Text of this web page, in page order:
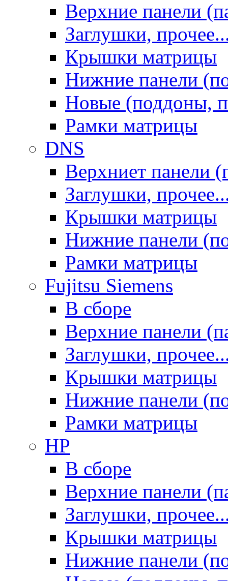
Верхние панели
Заглушки,
Крышки матрицы
Нижние панели
Новые (поддоны,
Рамки матрицы
DNS
Верхниет панели
Заглушки,
Крышки матрицы
Нижние панели
Рамки матрицы
Fujitsu Siemens
В сборе
Верхние панели
Заглушки,
Крышки матрицы
Нижние панели
Рамки матрицы
HP
В сборе
Верхние панели
Заглушки,
Крышки матрицы
Нижние панели